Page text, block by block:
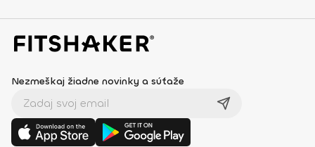
Nezmeškaj žiadne novinky a súťaže